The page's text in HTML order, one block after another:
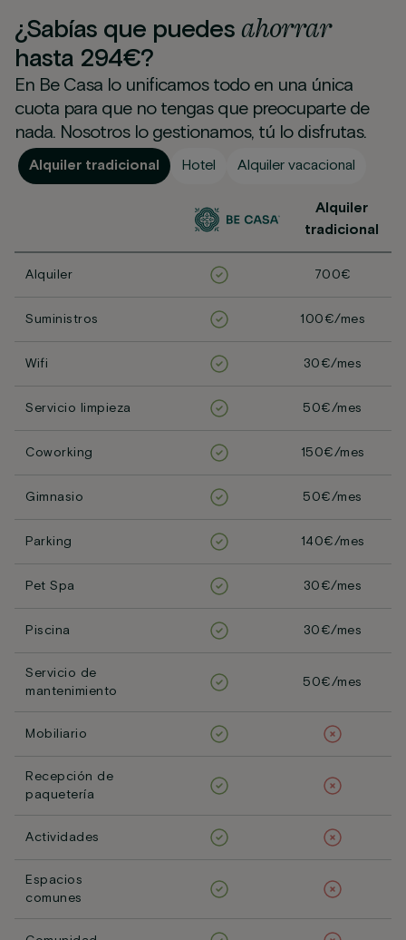
¿Sabías que puedesahorrar
hasta 294€?
En Be Casa lo unificamos todo en una única
cuota para que no tengas que preocuparte de
nada. Nosotros lo gestionamos, tú lo disfrutas.
Alquiler tradicional Hotel Alquiler vacacional
Alquiler
tradicional
Alquiler 700€
Suministros 100€/mes
Wifi 30€/mes
Servicio limpieza 50€/mes
Coworking 150€/mes
Gimnasio 50€/mes
Parking 140€/mes
Pet Spa 30€/mes
Piscina 30€/mes
Servicio de
mantenimiento
50€/mes
Mobiliario
Recepción de
paquetería
Actividades
Espacios
comunes